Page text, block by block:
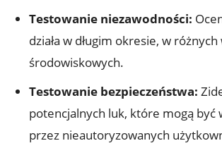
Testowanie niezawodności:
działa w długim okresie, w
środowiskowych.
Testowanie bezpieczeństwa:
potencjalnych luk, które mogą być
przez nieautoryzowanych